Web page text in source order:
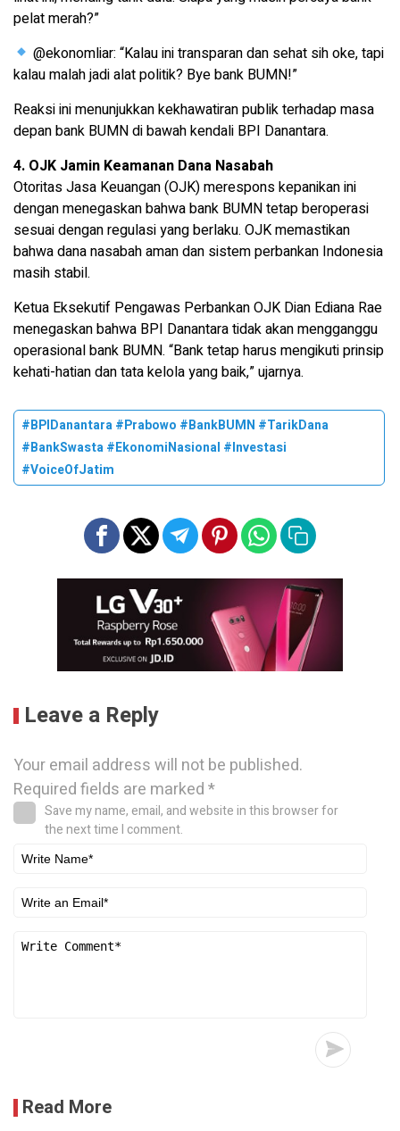
pelat merah?”
@ekonomliar: “Kalau ini transparan dan sehat sih oke, tapi
kalau malah jadi alat politik? Bye bank BUMN!”
Reaksi ini menunjukkan kekhawatiran publik terhadap masa
depan bank BUMN di bawah kendali BPI Danantara.
4. OJK Jamin Keamanan Dana Nasabah
Otoritas Jasa Keuangan (OJK) merespons kepanikan ini
dengan menegaskan bahwa bank BUMN tetap beroperasi
sesuai dengan regulasi yang berlaku. OJK memastikan
bahwa dana nasabah aman dan sistem perbankan Indonesia
masih stabil.
Ketua Eksekutif Pengawas Perbankan OJK Dian Ediana Rae
menegaskan bahwa BPI Danantara tidak akan mengganggu
operasional bank BUMN. “Bank tetap harus mengikuti prinsip
kehati-hatian dan tata kelola yang baik,” ujarnya.
#BPIDanantara #Prabowo #BankBUMN #TarikDana
#BankSwasta #EkonomiNasional #Investasi
#VoiceOfJatim
Leave a Reply
Your email address will not be published.
Required fields are marked*
Save my name, email, and website in this browser for
the next time I comment.
Read More